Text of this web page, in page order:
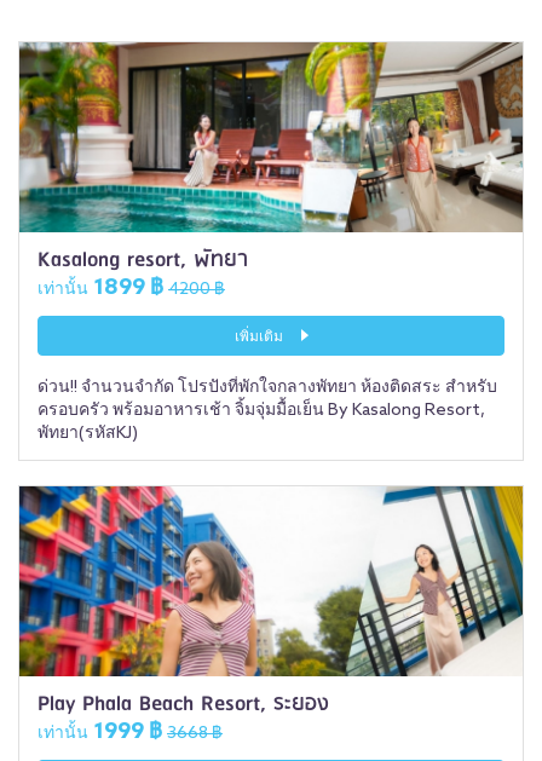
Kasalong resort, พัทยา
เท่านั้น 1899 ฿ 4200 ฿
เพิ่มเติม
ด่วน!! จำนวนจำกัด โปรปังที่พักใจกลางพัทยา ห้องติดสระ สำหรับ
ครอบครัว พร้อมอาหารเช้า จิ้มจุ่มมื้อเย็น By Kasalong Resort,
พัทยา(รหัสKJ)
Play Phala Beach Resort, ระยอง
เท่านั้น 1999 ฿ 3668 ฿